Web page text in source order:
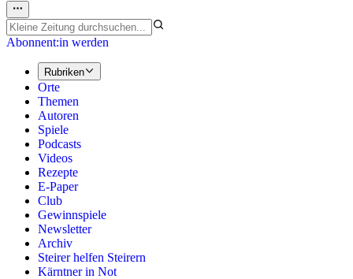
Abonnent:in werden
Rubriken
Orte
Themen
Autoren
Spiele
Podcasts
Videos
Rezepte
E-Paper
Club
Gewinnspiele
Newsletter
Archiv
Steirer helfen Steirern
Kärntner in Not